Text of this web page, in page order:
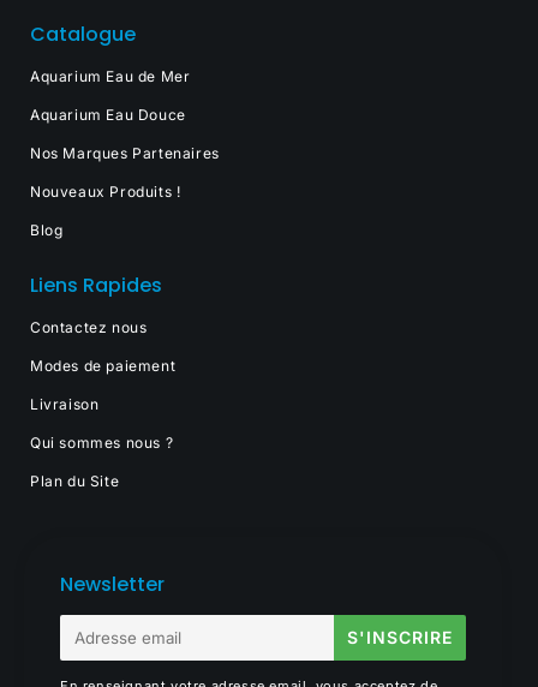
Catalogue
Aquarium Eau de Mer
Aquarium Eau Douce
Nos Marques Partenaires
Nouveaux Produits !
Blog
Liens Rapides
Contactez nous
Modes de paiement
Livraison
Qui sommes nous ?
Plan du Site
Newsletter
mail
S'INSCRIRE